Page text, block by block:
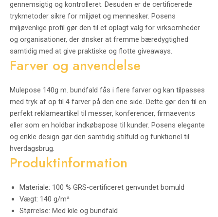
gennemsigtig og kontrolleret. Desuden er de certificerede
trykmetoder sikre for miljøet og mennesker. Posens
miljøvenlige profil gør den til et oplagt valg for virksomheder
og organisationer, der ønsker at fremme bæredygtighed
samtidig med at give praktiske og flotte giveaways.
Farver og anvendelse
Mulepose 140g m. bundfald fås i flere farver og kan tilpasses
med tryk af op til 4 farver på den ene side. Dette gør den til en
perfekt reklameartikel til messer, konferencer, firmaevents
eller som en holdbar indkøbspose til kunder. Posens elegante
og enkle design gør den samtidig stilfuld og funktionel til
hverdagsbrug.
Produktinformation
Materiale: 100 % GRS-certificeret genvundet bomuld
Vægt: 140 g/m²
Størrelse: Med kile og bundfald